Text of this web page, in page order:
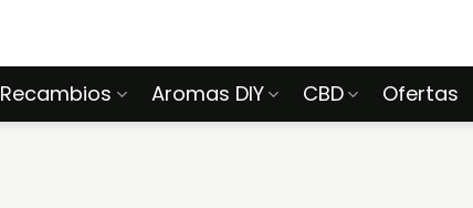
Recambios Aromas DIY CBD Ofertas